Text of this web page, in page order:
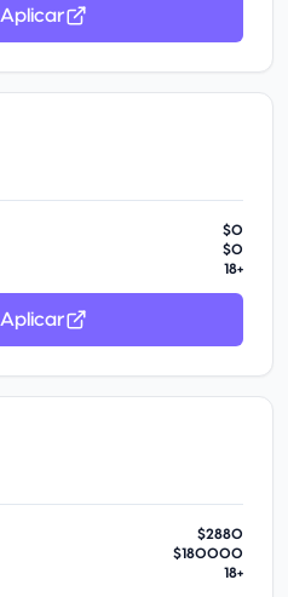
Aplicar
$0
$0
18+
Aplicar
$2880
$180000
18+